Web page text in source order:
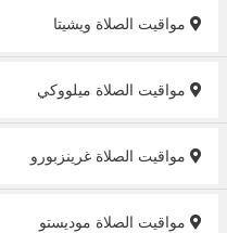
مواقيت الصلاة ويشيتا
مواقيت الصلاة ميلووكي
مواقيت الصلاة غرينزبورو
مواقيت الصلاة موديستو